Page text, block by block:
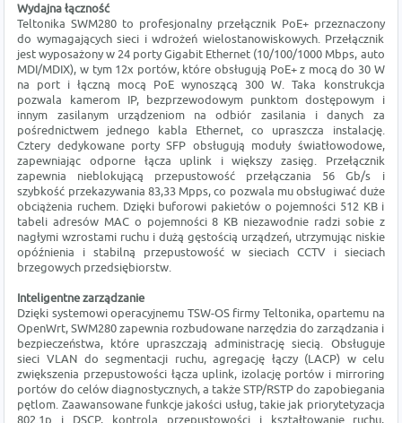
Wydajna łączność
Teltonika SWM280 to profesjonalny przełącznik PoE+ przeznaczony
do wymagających sieci i wdrożeń wielostanowiskowych. Przełącznik
jest wyposażony w 24 porty Gigabit Ethernet (10/100/1000 Mbps, auto
MDI/MDIX), w tym 12x portów, które obsługują PoE+ z mocą do 30 W
na port i łączną mocą PoE wynoszącą 300 W. Taka konstrukcja
pozwala kamerom IP, bezprzewodowym punktom dostępowym i
innym zasilanym urządzeniom na odbiór zasilania i danych za
pośrednictwem jednego kabla Ethernet, co upraszcza instalację.
Cztery dedykowane porty SFP obsługują moduły światłowodowe,
zapewniając odporne łącza uplink i większy zasięg. Przełącznik
zapewnia nieblokującą przepustowość przełączania 56 Gb/s i
szybkość przekazywania 83,33 Mpps, co pozwala mu obsługiwać duże
obciążenia ruchem. Dzięki buforowi pakietów o pojemności 512 KB i
tabeli adresów MAC o pojemności 8 KB niezawodnie radzi sobie z
nagłymi wzrostami ruchu i dużą gęstością urządzeń, utrzymując niskie
opóźnienia i stabilną przepustowość w sieciach CCTV i sieciach
brzegowych przedsiębiorstw.
Inteligentne zarządzanie
Dzięki systemowi operacyjnemu TSW-OS firmy Teltonika, opartemu na
OpenWrt, SWM280 zapewnia rozbudowane narzędzia do zarządzania i
bezpieczeństwa, które upraszczają administrację siecią. Obsługuje
sieci VLAN do segmentacji ruchu, agregację łączy (LACP) w celu
zwiększenia przepustowości łącza uplink, izolację portów i mirroring
portów do celów diagnostycznych, a także STP/RSTP do zapobiegania
pętlom. Zaawansowane funkcje jakości usług, takie jak priorytetyzacja
802.1p i DSCP, kontrola przepustowości i kształtowanie ruchu,